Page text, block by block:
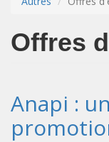
Offres
Anapi :